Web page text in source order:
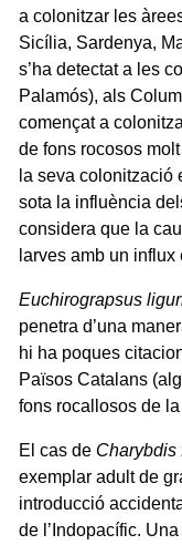
a colonitzar les
Sicília, Sardenya,
s’ha detectat a les
Palamós), als
començat a
de fons rocosos
la seva colonització
sota la influència
considera que la
larves amb un
Euchirograpsus
penetra d’una
hi ha poques
Països Catalans
fons rocallosos de
El cas de Charybdis
exemplar adult de
introducció
de l’Indopacífic.